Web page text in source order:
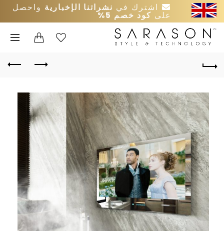
اشترك في نشراتنا الإخبارية واحصل
على كود خصم 5%
0